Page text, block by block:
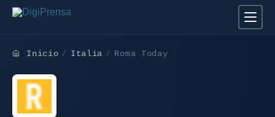
Inicio Italia Roma Today